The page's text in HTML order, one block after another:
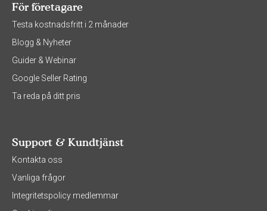
För företagare
Testa kostnadsfritt i 2 månader
Blogg & Nyheter
Guider & Webinar
Google Seller Rating
Ta reda på ditt pris
Support & Kundtjänst
Kontakta oss
Vanliga frågor
Integritetspolicy medlemmar